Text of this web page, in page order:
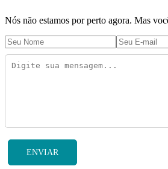
Nós não estamos por perto agora. Mas
ENVIAR